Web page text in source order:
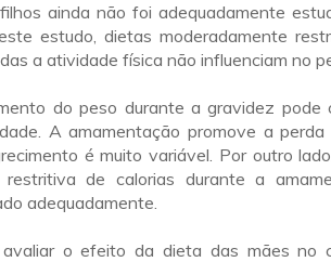
ainda não foi adequadamente
estudo, dietas moderadamente
a atividade física não influenciam no
do peso durante a gravidez pode
A amamentação promove a
é muito variável. Por outro
restritiva de calorias durante a
adequadamente.
o efeito da dieta das mães no